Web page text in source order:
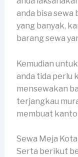
anda bisa sewa
yang banyak,
barang sewa
Kemudian
anda tida perlu
mensewakan
terjangkau
membuat
Sewa Meja
Serta berikut